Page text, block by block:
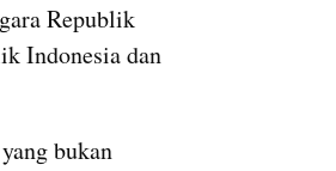
Republik
Indonesia dan
bukan